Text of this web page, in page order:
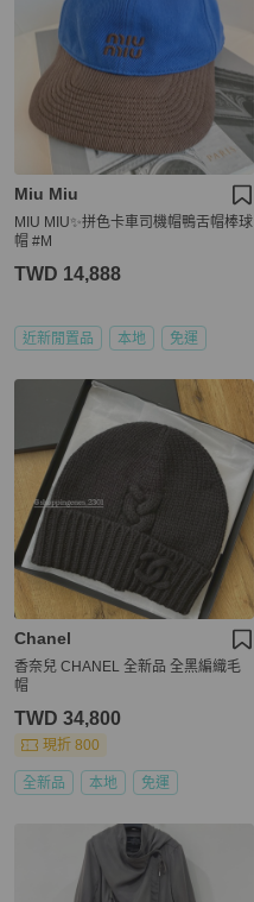
Miu Miu
MIU MIU✨拼色卡車司機帽鴨舌帽棒球
帽 #M
TWD 14,888
近新閒置品 本地 免運
Chanel
香奈兒 CHANEL 全新品 全黑編織毛
帽
TWD 34,800
現折 800
全新品 本地 免運